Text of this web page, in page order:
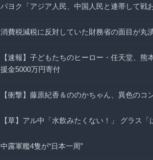
パヨク「アジア人民、中国人民と連帯して戦
消費税減税に反対していた財務省の面目が
【速報】子どもたちのヒーロー・任天堂、
援金5000万円寄付
【衝撃】藤原紀香＆ののかちゃん、異色の
【草】アル中「水飲みたくない！」 グラス「
中露軍艦4隻が“日本一周”